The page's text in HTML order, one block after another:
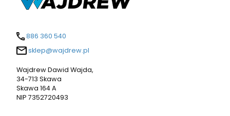
886 360 540
sklep@wajdrew.pl
Wajdrew Dawid Wajda,
34-713 Skawa
Skawa 164 A
NIP 7352720493